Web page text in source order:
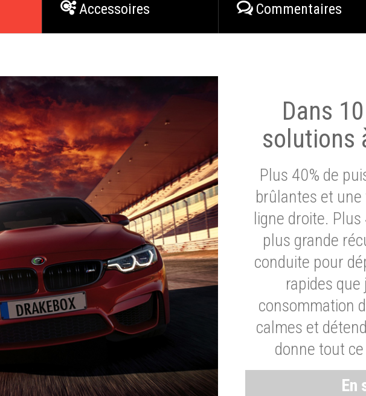
Accessoires Commentaires
Dans
solutions
Plus 40% de
brûlantes et
ligne droite.
plus grande
conduite pour
rapides
consommation
calmes et
donne tout
En